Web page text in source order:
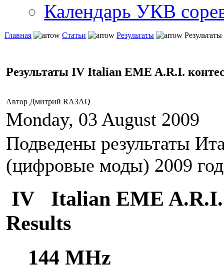
Календарь УКВ
Главная Статьи Результаты
Результаты IV Italian EME A.R.I.
Автор Дмитрий RA3AQ
Monday, 03 August 2009
Подведены результаты
(цифровые моды) 2009
IV Italian EME A.R.I.
Results
144 MHz